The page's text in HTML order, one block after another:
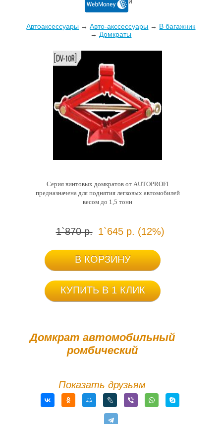
Автоаксессуары →Авто-акссессуары → В багажник
→ Домкраты
Домкрат автомобильный
ромбический
Серия винтовых домкратов от AUTOPROFI
предназначена для поднятия легковых автомобилей
весом до 1,5 тонн
1`870 р. 1`645 р. (12%)
В КОРЗИНУ
КУПИТЬ В 1 КЛИК
Показать друзьям